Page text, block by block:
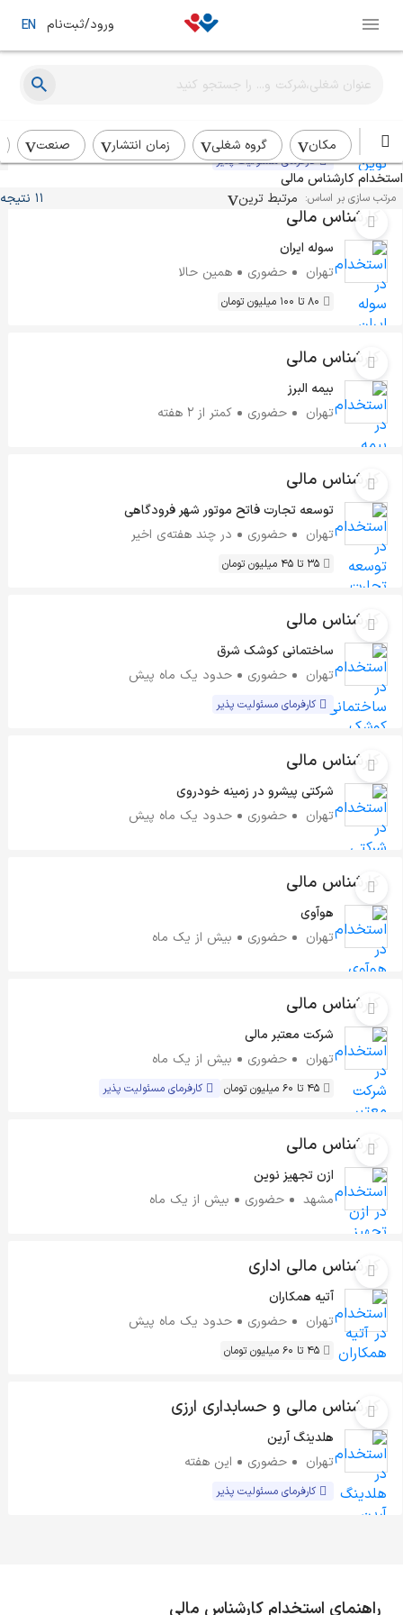
ورود/ثبت‌نام EN
مکان گروه شغلی زمان انتشار
صنعت
استخدام کارشناس مالی
مرتب سازی بر اساس: مرتبط ترین 11 نتیجه
کارشناس مالی
تهران
حضوری همین حالا
کارفرمای مسئولیت پذیر
کارشناس مالی
سوله ایران
تهران
حضوری همین حالا
80 تا 100 میلیون تومان
کارشناس مالی
بیمه البرز
تهران
حضوری کمتر از ۲ هفته
کارشناس مالی
توسعه تجارت فاتح موتور شهر فرودگاهی
تهران
حضوری در چند هفته‌ی اخیر
35 تا 45 میلیون تومان
کارشناس مالی
ساختمانی کوشک شرق
تهران
حضوری حدود یک ماه پیش
کارفرمای مسئولیت پذیر
کارشناس مالی
شرکتی پیشرو در زمینه خودروی
تهران
حضوری حدود یک ماه پیش
کارشناس مالی
هوآوی
تهران
حضوری بیش از یک ماه
کارشناس مالی
شرکت معتبر مالی
تهران
حضوری بیش از یک ماه
45 تا 60 میلیون تومان کارفرمای مسئولیت پذیر
کارشناس مالی
ازن تجهیز نوین
مشهد
حضوری بیش از یک ماه
کارشناس مالی اداری
آتیه همکاران
تهران
حضوری حدود یک ماه پیش
45 تا 60 میلیون تومان
کارشناس مالی و حسابداری ارزی
هلدینگ آرین
تهران
حضوری این هفته
کارفرمای مسئولیت پذیر
راهنمای استخدام کارشناس مالی